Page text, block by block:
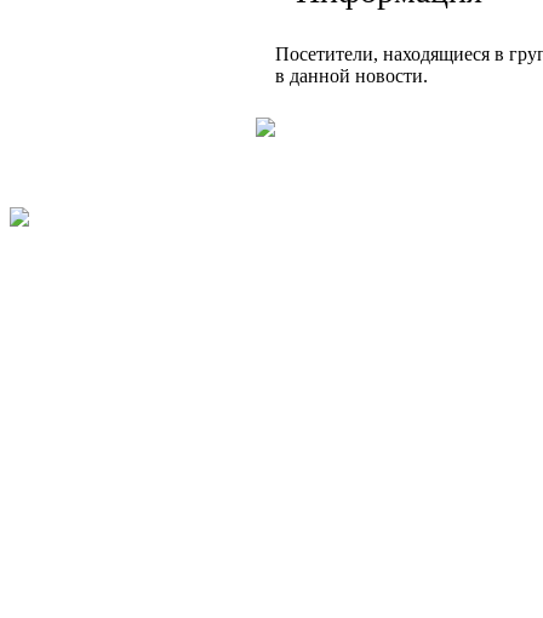
Посетители, находящиеся в
в данной новости.